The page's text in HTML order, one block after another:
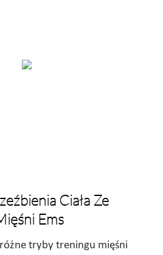
Ciała Ze
Ems
tryby treningu mięśni